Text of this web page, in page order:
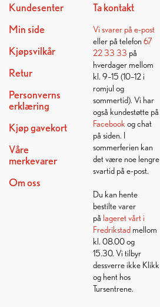
Kundesenter
Min side
Kjøpsvilkår
Retur
Personverns
erklæring
Kjøp gavekort
Våre
merkevarer
Om oss
Ta kontakt
Vi svarer på e-post
eller på telefon 67
22 33 33 på
hverdager mellom
kl. 9–15 (10–12 i
romjul og
sommertid). Vi har
også kundestøtte på
Facebook og chat
på siden. I
sommerferien kan
det være noe lengre
svartid på e-post.
Du kan hente
bestilte varer
på lageret vårt i
Fredrikstadmellom
kl. 08.00 og
15.30. Vi tilbyr
dessverre ikke Klikk
og hent hos
Tursentrene.